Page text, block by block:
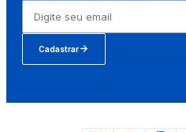
Cadastrar